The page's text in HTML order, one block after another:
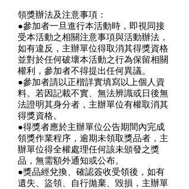
領獎辦法及注意事項：
●參加者一旦進行本活動時，即視同接
受本活動之相關注意事項與活動辦法，
如有違反，主辦單位得取消其得獎資格
並對於任何破壞本活動之行為保留相關
權利，參加者不得提出任何異議。
●參加者請以正楷詳實填寫以上個人資
料。若因記載不實、無法辨識或日後無
法證明其身分者，主辦單位有權取消其
得獎資格。
●得獎者應於主辦單位公告期間內完成
領獎作業程序，逾期未領取獎品者，主
辦單位得全權處理任何該未頒發之獎
品，無需額外通知或公布。
●獎品經兌換、確認簽收受領後，如有
遺失、盜領、自行拋棄、毀損，主辦單